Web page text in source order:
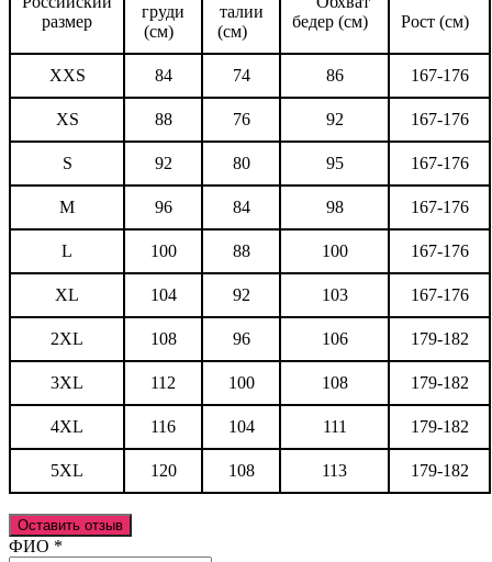
размер
груди
(см)
талии
(см)
бедер (см)
Рост (см)
XXS 84 74 86 167-176
XS 88 76 92 167-176
S 92 80 95 167-176
M 96 84 98 167-176
L 100 88 100 167-176
XL 104 92 103 167-176
2XL 108 96 106 179-182
3XL 112 100 108 179-182
4XL 116 104 111 179-182
5XL 120 108 113 179-182
Оставить отзыв
Ваш отзыв был отправлен!
ФИО *